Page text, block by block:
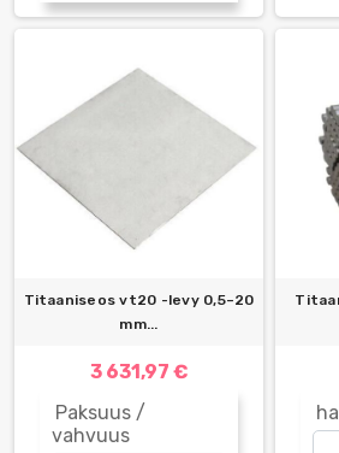
Titaaniseos vt20 -levy 0,5–20
mm...
3 631,97 €
Paksuus /
vahvuus